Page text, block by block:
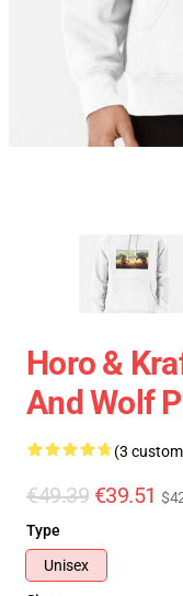
Horo &
And Wolf
(3
€49.39 €39.51
Type
Unisex